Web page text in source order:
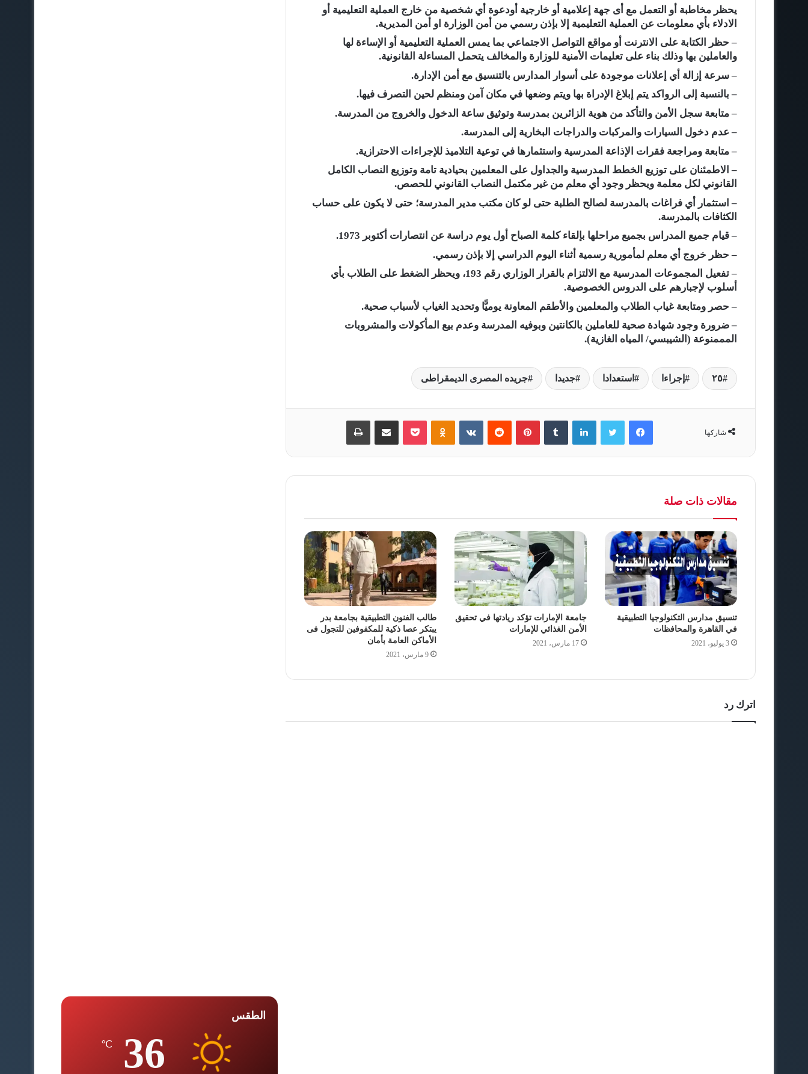
يحظر مخاطبة أو التعمل مع أى جهة إعلامية أو خارجية أودعوة أي شخصية من خارج العملية التعليمية أو
الادلاء بأي معلومات عن العملية التعليمية إلا بإذن رسمي من أمن الوزارة او أمن المديرية.
– حظر الكتابة على الانترنت أو مواقع التواصل الاجتماعي بما يمس العملية التعليمية أو الإساءة لها
والعاملين بها وذلك بناء على تعليمات الأمنية للوزارة والمخالف يتحمل المساءلة القانونية.
– سرعة إزالة أي إعلانات موجودة على أسوار المدارس بالتنسيق مع أمن الإدارة.
– بالنسبة إلى الرواكد يتم إبلاغ الإدراة بها ويتم وضعها في مكان آمن ومنظم لحين التصرف فيها.
– متابعة سجل الأمن والتأكد من هوية الزائرين بمدرسة وتوثيق ساعة الدخول والخروج من المدرسة.
– عدم دخول السيارات والمركبات والدراجات البخارية إلى المدرسة.
– متابعة ومراجعة فقرات الإذاعة المدرسية واستثمارها في توعية التلاميذ للإجراءات الاحترازية.
– الاطمئنان على توزيع الخطط المدرسية والجداول على المعلمين بحيادية تامة وتوزيع النصاب الكامل
القانوني لكل معلمة ويحظر وجود أي معلم من غير مكتمل النصاب القانوني للحصص.
– استثمار أي فراغات بالمدرسة لصالح الطلبة حتى لو كان مكتب مدير المدرسة؛ حتى لا يكون على حساب
الكثافات بالمدرسة.
– قيام جميع المدراس بجميع مراحلها بإلقاء كلمة الصباح أول يوم دراسة عن انتصارات أكتوبر 1973.
– حظر خروج أي معلم لمأمورية رسمية أثناء اليوم الدراسي إلا بإذن رسمي.
– تفعيل المجموعات المدرسية مع الالتزام بالقرار الوزاري رقم 193، ويحظر الضغط على الطلاب بأي
أسلوب لإجبارهم على الدروس الخصوصية.
– حصر ومتابعة غياب الطلاب والمعلمين والأطقم المعاونة يوميًّا وتحديد الغياب لأسباب صحية.
– ضرورة وجود شهادة صحية للعاملين بالكانتين وبوفيه المدرسة وعدم بيع المأكولات والمشروبات
المممنوعة (الشيبسي/ المياه الغازية).
٢٥ إجراءا استعدادا جديدا جريده المصرى الديمقراطى
شاركها
فيسبوك تويتر لينكدإن بينتيريست بوكيت مشاركة عبر البريد
مقالات ذات صلة
تنسيق مدارس التكنولوجيا التطبيقية
في القاهرة والمحافظات
3 يوليو، 2021
جامعة الإمارات تؤكد ريادتها في تحقيق
الأمن الغذائي للإمارات
17 مارس، 2021
طالب الفنون التطبيقية بجامعة بدر
يبتكر عصا ذكية للمكفوفين للتجول فى
الأماكن العامة بأمان
9 مارس، 2021
اترك رد
الطقس
36
℃